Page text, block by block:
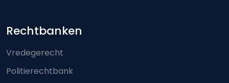
Footer-menu
Rechtbanken
Vredegerecht
Politierechtbank